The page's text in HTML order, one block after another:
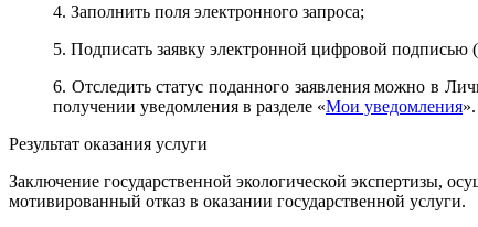
4. Заполнить поля электронного запроса;
5. Подписать заявку электронной цифровой подписью (
6. Отследить статус поданного заявления можно в
получении уведомления в разделе «Мои уведомления».
Результат оказания услуги
Заключение государственной экологической экспертизы,
мотивированный отказ в оказании государственной услуги.